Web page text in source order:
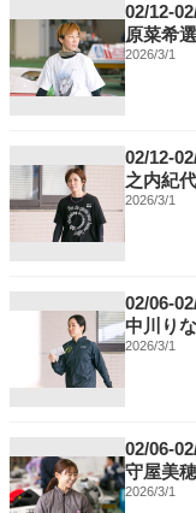
02/12-
原菜希
2026/3/1
02/12-
之内紀
2026/3/1
02/06-
中川り
2026/3/1
02/06-
守屋美
2026/3/1